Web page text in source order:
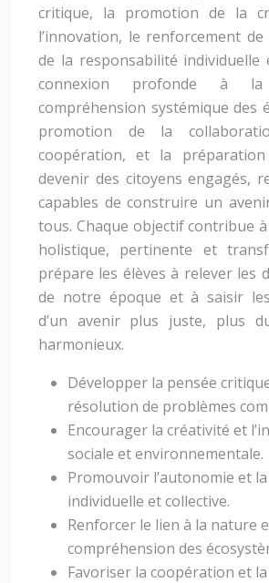
critique, la promotion de la
l’innovation, le renforcement de
de la responsabilité individuelle
connexion profonde à
compréhension systémique des
promotion de la
coopération, et la
devenir des citoyens engagés,
capables de construire un
tous. Chaque objectif contribue
holistique, pertinente et
prépare les élèves à relever les
de notre époque et à saisir
d’un avenir plus juste, plus
harmonieux.
Développer la pensée
résolution de problèmes
Encourager la créativité et
sociale et environnementale.
Promouvoir l’autonomie et
individuelle et collective.
Renforcer le lien à la nature
compréhension des
Favoriser la coopération et